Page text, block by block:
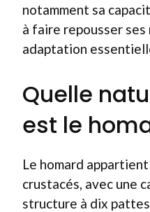
notamment sa
à faire repousser ses
adaptation
Quelle
est le
Le homard
crustacés, avec une
structure à dix